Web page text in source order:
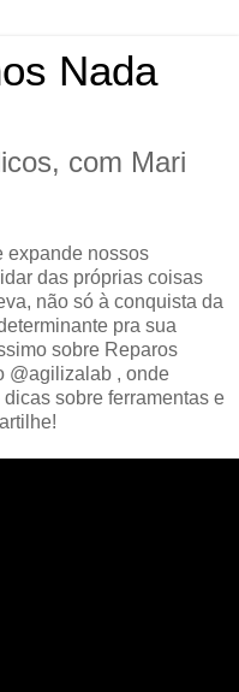
Nada
com Mari
expande nossos
das próprias coisas
não só à conquista da
pra sua
sobre Reparos
@agilizalab , onde
sobre ferramentas e